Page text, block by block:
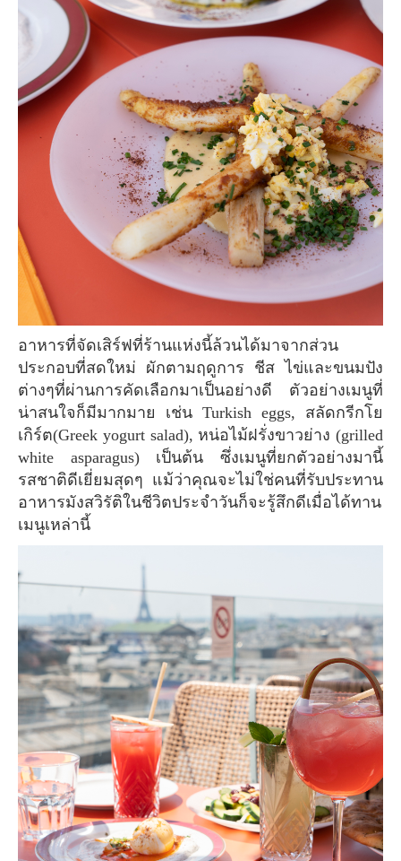
อาหารที่จัดเสิร์ฟที่ร้านแห่งนี้ล้วนได้มาจากส่วน
ประกอบที่สดใหม่ ผักตามฤดูการ ชีส ไข่และขนมปัง
ต่างๆที่ผ่านการคัดเลือกมาเป็นอย่างดี ตัวอย่างเมนูที่
น่าสนใจก็มีมากมาย เช่น Turkish eggs, สลัดกรีกโย
เกิร์ต(Greek yogurt salad), หน่อไม้ฝรั่งขาวย่าง (grilled
white asparagus) เป็นต้น ซึ่งเมนูที่ยกตัวอย่างมานี้
รสชาติดีเยี่ยมสุดๆ แม้ว่าคุณจะไม่ใช่คนที่รับประทาน
อาหารมังสวิรัติในชีวิตประจำวันก็จะรู้สึกดีเมื่อได้ทาน
เมนูเหล่านี้